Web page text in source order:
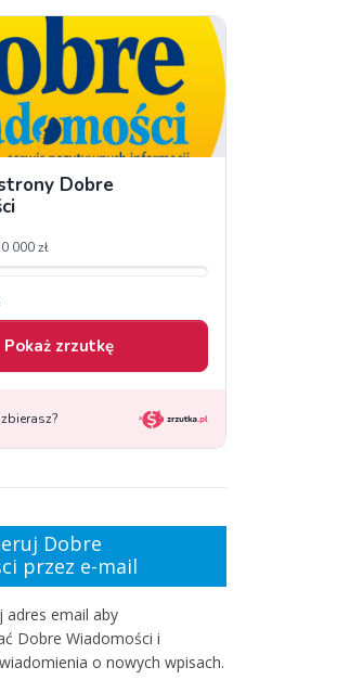
Dobre
przez e-mail
adres email aby
Dobre Wiadomości i
o nowych wpisach.